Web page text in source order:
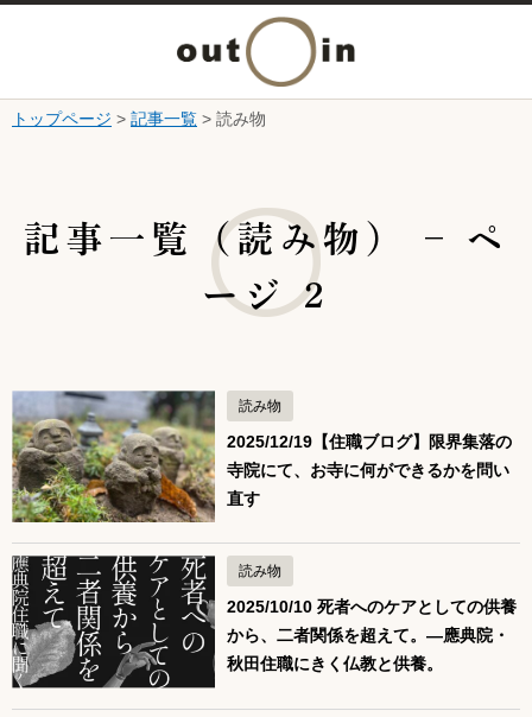
本文へ
ニ
ー
く
トップページ > 記事一覧 > 読み物
記事一覧（読み物） – ペ
ージ 2
読み物
2025/12/19【住職ブログ】限界集落の
寺院にて、お寺に何ができるかを問い
直す
読み物
2025/10/10 死者へのケアとしての供養
から、二者関係を超えて。—應典院・
秋田住職にきく仏教と供養。